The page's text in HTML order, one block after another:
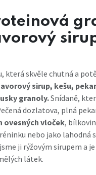
která skvěle chutná a
sirup, kešu,
granoly.Snídaně,
dozlatova, plná
ovesných vloček,
nebo jako lahodná
ji rýžovým sirupem a
látek.